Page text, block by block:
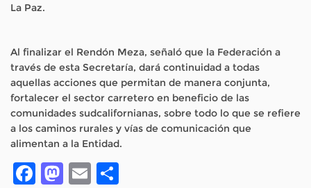
La Paz.
Al finalizar el Rendón Meza, señaló que la Federación a
través de esta Secretaría, dará continuidad a todas
aquellas acciones que permitan de manera conjunta,
fortalecer el sector carretero en beneficio de las
comunidades sudcalifornianas, sobre todo lo que se refiere
a los caminos rurales y vías de comunicación que
alimentan a la Entidad.
Facebook
Mastodon
Email